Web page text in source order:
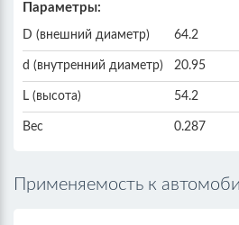
Параметры:
D (внешний диаметр) 64.2
d (внутренний диаметр) 20.95
L (высота) 54.2
Вес 0.287
Применяемость к